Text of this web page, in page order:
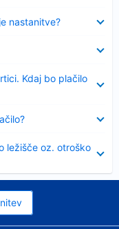
nastanitve?
Kdaj bo plačilo
ležišče oz. otroško